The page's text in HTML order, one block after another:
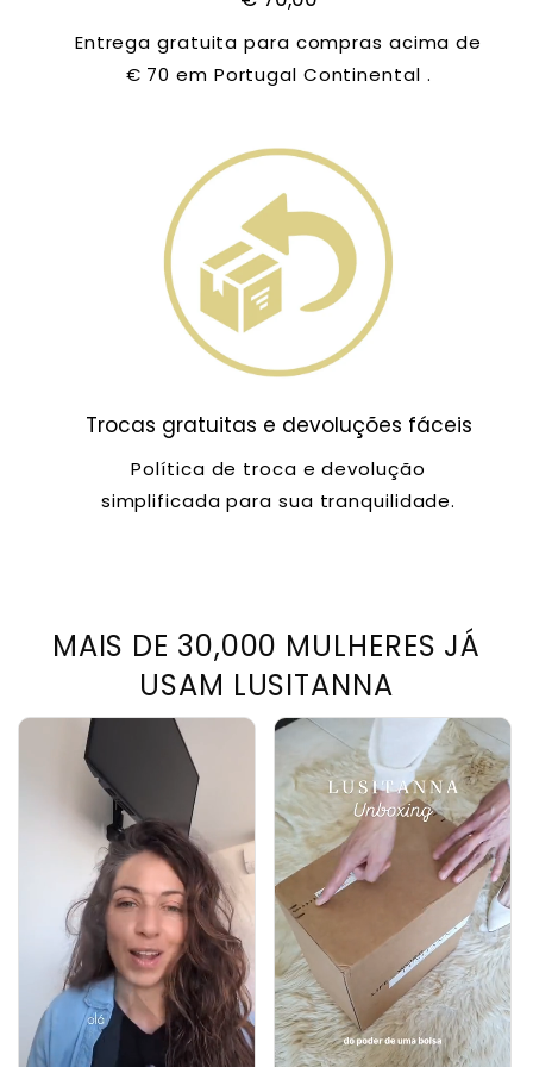
Entrega gratuita para compras acima de
€ 70 em Portugal Continental .
Trocas gratuitas e devoluções fáceis
Política de troca e devolução
simplificada para sua tranquilidade.
MAIS DE 30,000 MULHERES JÁ
USAM LUSITANNA